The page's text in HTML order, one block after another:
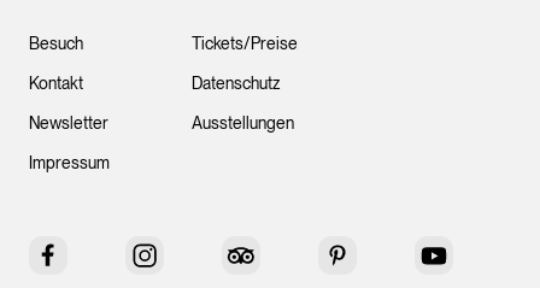
Besuch
Kontakt
Newsletter
Impressum
Tickets/Preise
Datenschutz
Ausstellungen
Facebook Instagram Tripadvisor Pinterest YouTube